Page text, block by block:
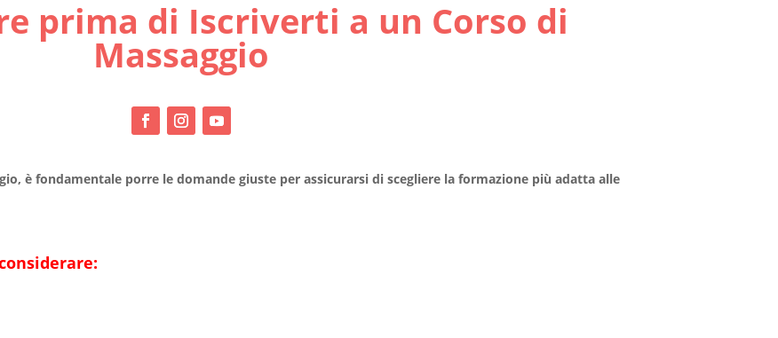
prima di Iscriverti a un Corso di
Massaggio
è fondamentale porre le domande giuste per assicurarsi di scegliere la formazione più adatta alle